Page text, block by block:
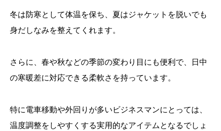
冬は防寒として体温を保ち、夏はジャケットを脱いでも
身だしなみを整えてくれます。
さらに、春や秋などの季節の変わり目にも便利で、日中
の寒暖差に対応できる柔軟さを持っています。
特に電車移動や外回りが多いビジネスマンにとっては、
温度調整をしやすくする実用的なアイテムとなるでしょ